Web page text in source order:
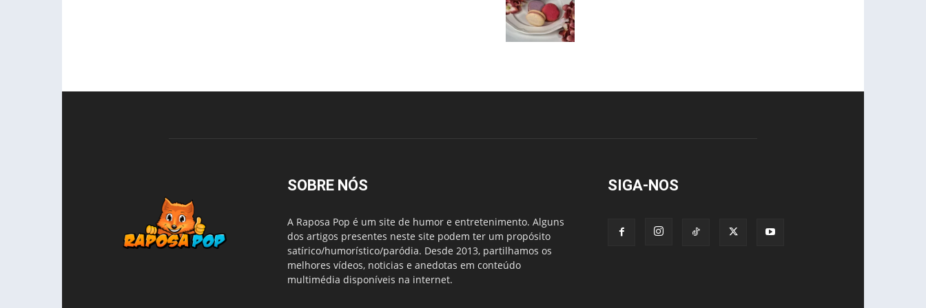
SOBRE NÓS
A Raposa Pop é um site de humor e entretenimento. Alguns
dos artigos presentes neste site podem ter um propósito
satírico/humorístico/paródia. Desde 2013, partilhamos os
melhores vídeos, noticias e anedotas em conteúdo
multimédia disponíveis na internet.
SIGA-NOS